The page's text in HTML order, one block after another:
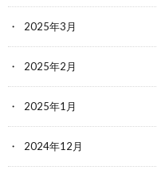
2025年3月
2025年2月
2025年1月
2024年12月